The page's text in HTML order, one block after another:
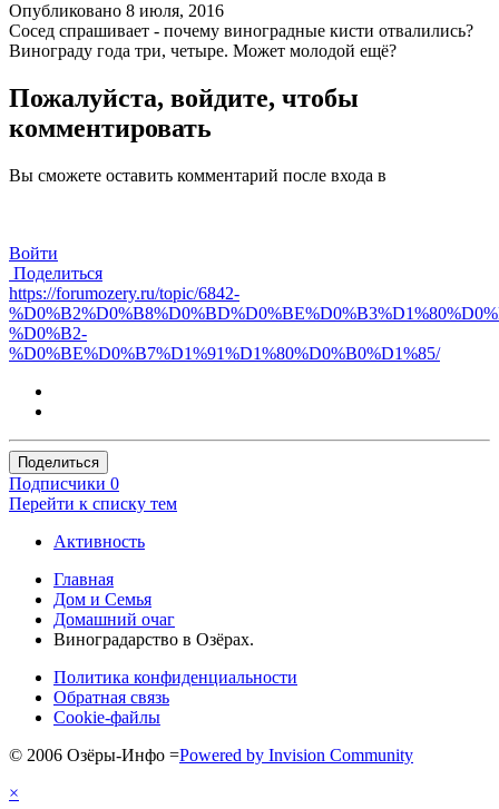
Опубликовано 8 июля, 2016
Сосед спрашивает - почему виноградные кисти отвалились?
Винограду года три, четыре. Может молодой ещё?
Пожалуйста, войдите, чтобы
комментировать
Вы сможете оставить комментарий после входа в
Войти
Поделиться
https://forumozery.ru/topic/6842-
%D0%B2-
%D0%BE%D0%B7%D1%91%D1%80%D0%B0%D1%85/
Поделиться
Подписчики 0
Перейти к списку тем
Активность
Главная
Дом и Семья
Домашний очаг
Виноградарство в Озёрах.
Политика конфиденциальности
Обратная связь
Cookie-файлы
© 2006 Озёры-Инфо =Powered by Invision Community
×